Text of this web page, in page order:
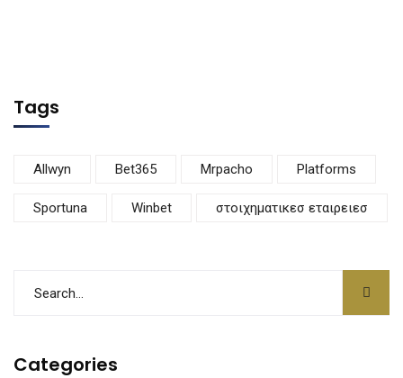
Tags
Allwyn Bet365 Mrpacho Platforms
Sportuna Winbet στοιχηματικεσ εταιρειεσ
Categories